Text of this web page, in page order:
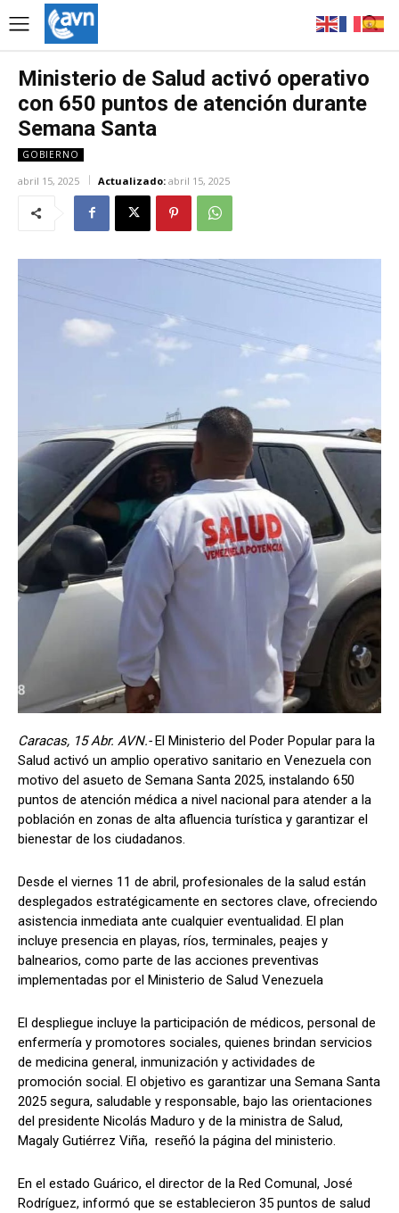
Ministerio de Salud activó operativo
con 650 puntos de atención durante
Semana Santa
GOBIERNO
abril 15, 2025 Actualizado: abril 15, 2025
Caracas, 15 Abr. AVN.-El Ministerio del Poder Popular para la
Salud activó un amplio operativo sanitario en Venezuela con
motivo del asueto de Semana Santa 2025, instalando 650
puntos de atención médica a nivel nacional para atender a la
población en zonas de alta afluencia turística y garantizar el
bienestar de los ciudadanos.
Desde el viernes 11 de abril, profesionales de la salud están
desplegados estratégicamente en sectores clave, ofreciendo
asistencia inmediata ante cualquier eventualidad. El plan
incluye presencia en playas, ríos, terminales, peajes y
balnearios, como parte de las acciones preventivas
implementadas por el Ministerio de Salud Venezuela
El despliegue incluye la participación de médicos, personal de
enfermería y promotores sociales, quienes brindan servicios
de medicina general, inmunización y actividades de
promoción social. El objetivo es garantizar una Semana Santa
2025 segura, saludable y responsable, bajo las orientaciones
del presidente Nicolás Maduro y de la ministra de Salud,
Magaly Gutiérrez Viña, reseñó la página del ministerio.
En el estado Guárico, el director de la Red Comunal, José
Rodríguez, informó que se establecieron 35 puntos de salud